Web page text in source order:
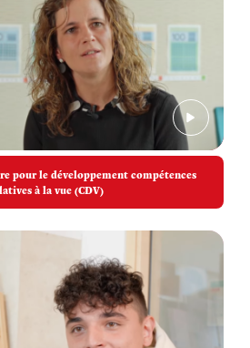
pour le développement compétences
à la vue (CDV)